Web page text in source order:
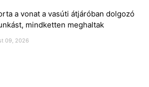
a vonat a vasúti átjáróban dolgozó
mindketten meghaltak
09, 2026